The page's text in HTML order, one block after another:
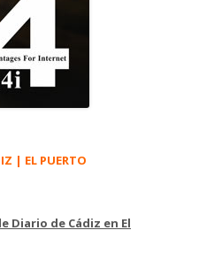
| EL PUERTO
Diario de Cádiz en El